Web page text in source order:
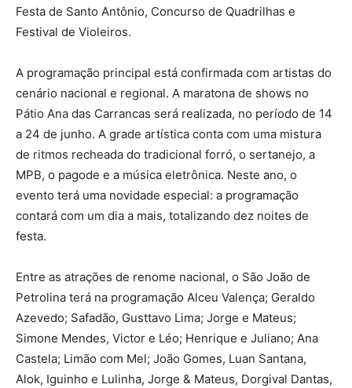
Festa de Santo Antônio, Concurso de Quadrilhas e
Festival de Violeiros.
A programação principal está confirmada com artistas do
cenário nacional e regional. A maratona de shows no
Pátio Ana das Carrancas será realizada, no período de 14
a 24 de junho. A grade artística conta com uma mistura
de ritmos recheada do tradicional forró, o sertanejo, a
MPB, o pagode e a música eletrônica. Neste ano, o
evento terá uma novidade especial: a programação
contará com um dia a mais, totalizando dez noites de
festa.
Entre as atrações de renome nacional, o São João de
Petrolina terá na programação Alceu Valença; Geraldo
Azevedo; Safadão, Gusttavo Lima; Jorge e Mateus;
Simone Mendes, Victor e Léo; Henrique e Juliano; Ana
Castela; Limão com Mel; João Gomes, Luan Santana,
Alok, Iguinho e Lulinha, Jorge & Mateus, Dorgival Dantas,